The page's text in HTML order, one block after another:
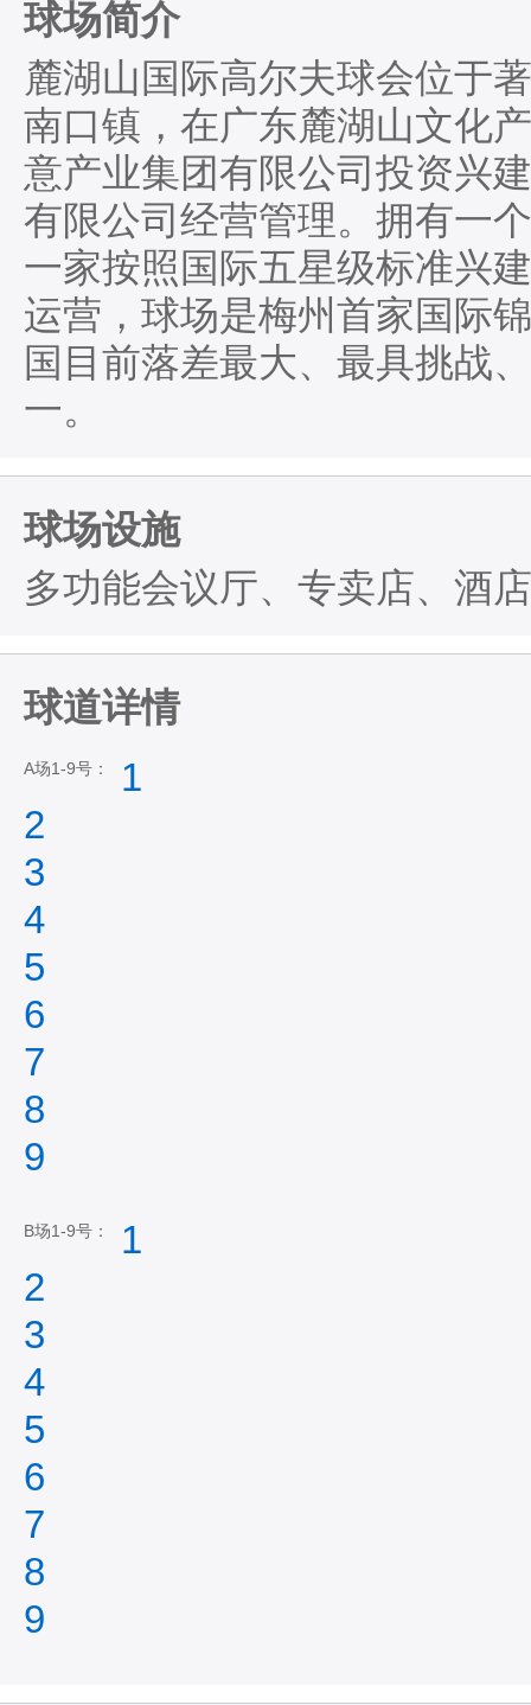
球场简介
麓湖山国际高尔夫球会位于
南口镇，在广东麓湖山文化
意产业集团有限公司投资兴
有限公司经营管理。拥有一
一家按照国际五星级标准兴
运营，球场是梅州首家国际
国目前落差最大、最具挑战
一。
球场设施
多功能会议厅、专卖店、酒
球道详情
A场1-9号：
1
2
3
4
5
6
7
8
9
B场1-9号：
1
2
3
4
5
6
7
8
9